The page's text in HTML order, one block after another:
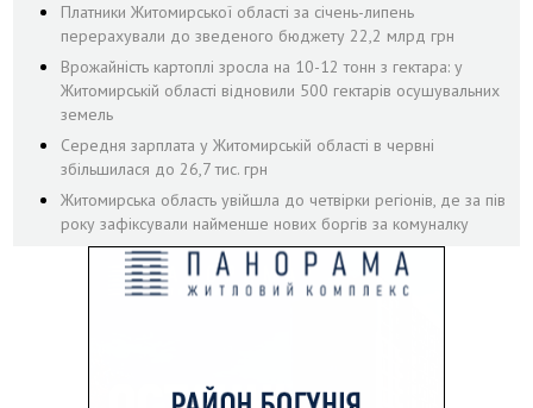
Платники Житомирської області за січень-липень
перерахували до зведеного бюджету 22,2 млрд грн
Врожайність картоплі зросла на 10-12 тонн з гектара: у
Житомирській області відновили 500 гектарів осушувальних
земель
Середня зарплата у Житомирській області в червні
збільшилася до 26,7 тис. грн
Житомирська область увійшла до четвірки регіонів, де за пів
року зафіксували найменше нових боргів за комуналку